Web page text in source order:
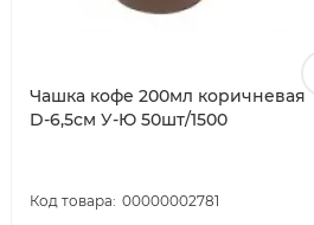
Чашка кофе 200мл коричневая
D-6,5см У-Ю 50шт/1500
00000002781